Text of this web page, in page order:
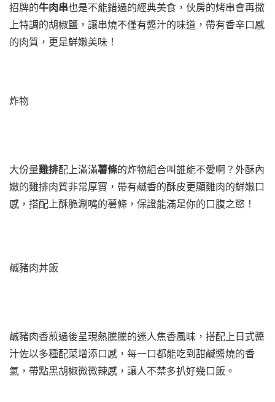
招牌的牛肉串也是不能錯過的經典美食，伙房的烤串會再撒
上特調的胡椒鹽，讓串燒不僅有醬汁的味道，帶有香辛口感
的肉質，更是鮮嫩美味！
炸物
大份量雞排配上滿滿薯條的炸物組合叫誰能不愛啊？外酥內
嫩的雞排肉質非常厚實，帶有鹹香的酥皮更顯雞肉的鮮嫩口
感，搭配上酥脆涮嘴的薯條，保證能滿足你的口腹之慾！
鹹豬肉丼飯
鹹豬肉香煎過後呈現熱騰騰的迷人焦香風味，搭配上日式醬
汁佐以多種配菜增添口感，每一口都能吃到甜鹹醬燒的香
氣，帶點黑胡椒微微辣感，讓人不禁多扒好幾口飯。